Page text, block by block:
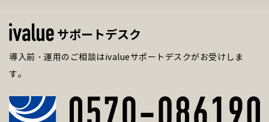
サポートデスク
導入前・運用のご相談はivalueサポートデスクがお受けしま
す。